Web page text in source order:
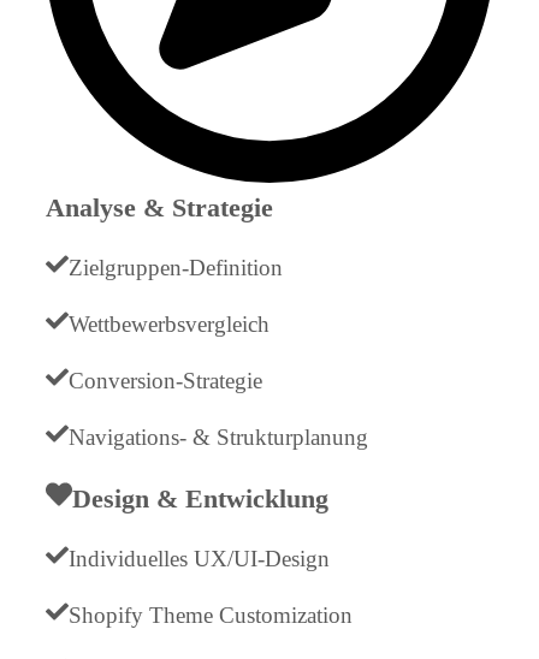
Analyse & Strategie
Zielgruppen-Definition
Wettbewerbsvergleich
Conversion-Strategie
Navigations- & Strukturplanung
Design & Entwicklung
Individuelles UX/UI-Design
Shopify Theme Customization